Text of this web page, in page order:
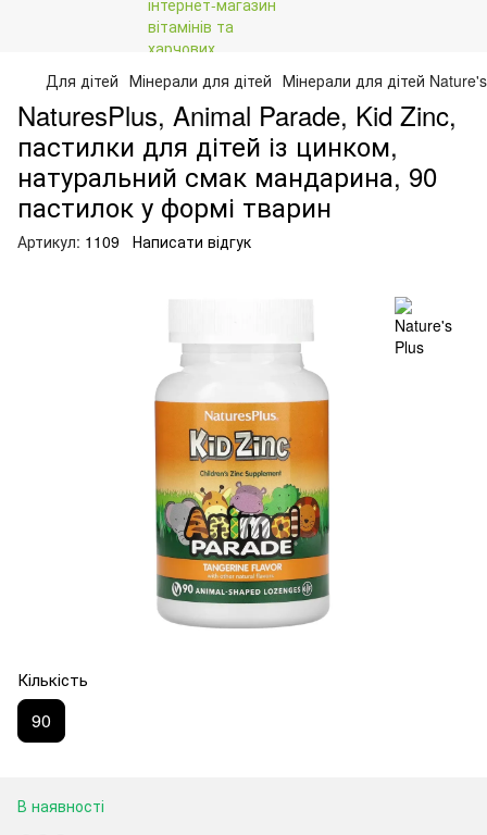
Для дітей Мінерали для дітей Мінерали для дітей
NaturesPlus, Animal Parade, Kid Zinc,
пастилки для дітей із цинком,
натуральний смак мандарина, 90
пастилок у формі тварин
Артикул: 1109 Написати відгук
Кількість
90
В наявності